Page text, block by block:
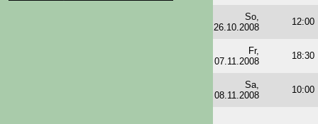
So,
26.10.2008
12:00
Fr,
07.11.2008
18:30
Sa,
08.11.2008
10:00